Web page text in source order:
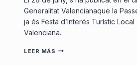
Generalitat Valencianaque la
ja és Festa d’Interés Turístic
Valenciana.
LEER MÁS FESTA